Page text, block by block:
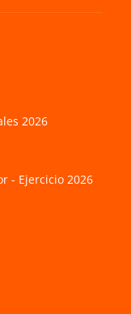
2026
- Ejercicio 2026